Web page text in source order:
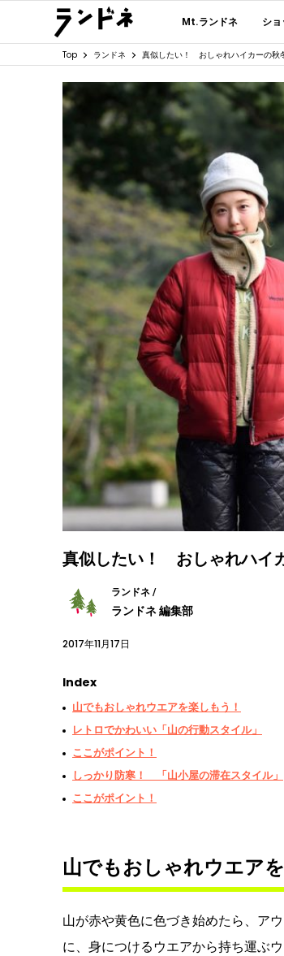
Mt.ランドネ シ
Top ランドネ 真似したい！ おしゃれハイカーの秋
真似したい！ おしゃれハイ
ランドネ /
ランドネ 編集部
2017年11月17日
Index
山でもおしゃれウエアを楽しもう！
レトロでかわいい「山の行動スタイル」
ここがポイント！
しっかり防寒！ 「山小屋の滞在スタイル」
ここがポイント！
山でもおしゃれウエア
山が赤や黄色に色づき始めたら、ア
に、身につけるウエアから持ち運ぶ